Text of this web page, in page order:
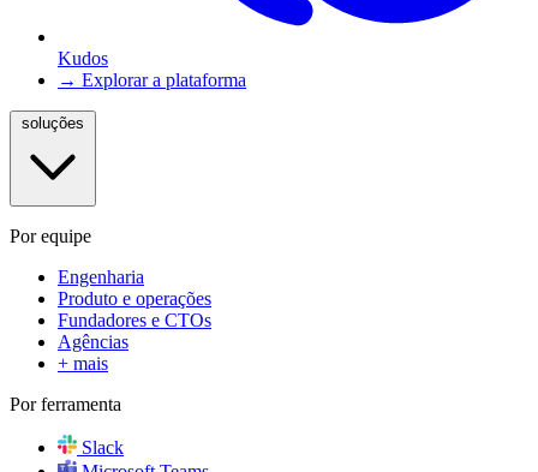
Kudos
→ Explorar a plataforma
Por equipe
Engenharia
Produto e operações
Fundadores e CTOs
Agências
+ mais
Por ferramenta
Slack